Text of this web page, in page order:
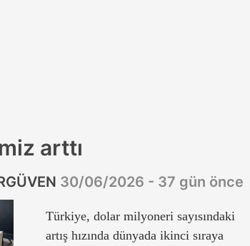
arttı
30/06/2026 - 37 gün önce
Türkiye, dolar milyoneri sayısındaki
artış hızında dünyada ikinci sıraya